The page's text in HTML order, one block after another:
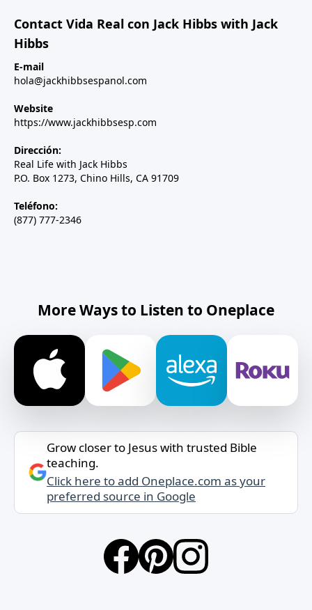
Contact Vida Real con Jack Hibbs with Jack
Hibbs
E-mail
hola@jackhibbsespanol.com
Website
https://www.jackhibbsesp.com
Dirección:
Real Life with Jack Hibbs
P.O. Box 1273, Chino Hills, CA 91709
Teléfono:
(877) 777-2346
More Ways to Listen to Oneplace
Grow closer to Jesus with trusted Bible
teaching.
Click here to add Oneplace.com as your
preferred source in Google